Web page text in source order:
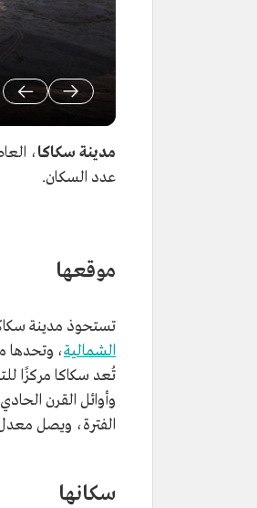
مدينة سكاكا،
عدد السكان.
موقعها
تستحوذ مدينة
الشمالية، وتحدها
تُعد سكاكا مركزًا
وأوائل القرن
الفترة، ويصل معدل
سكانها